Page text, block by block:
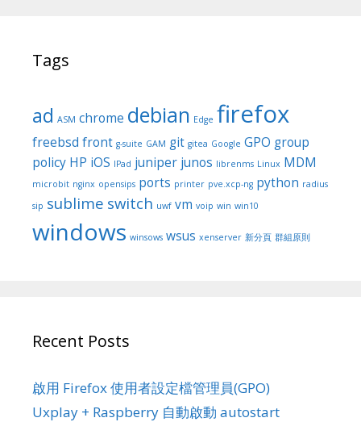
Tags
ad ASM chrome debian Edge firefox
freebsd front g-suite GAM git gitea Google GPO group
policy HP iOS IPad juniper junos librenms Linux MDM
microbit nginx opensips ports printer pve.xcp-ng python radius
sip sublime switch uwf vm voip win win10
windows winsows wsus xenserver 新分頁 群組原則
Recent Posts
啟用 Firefox 使用者設定檔管理員(GPO)
Uxplay + Raspberry 自動啟動 autostart